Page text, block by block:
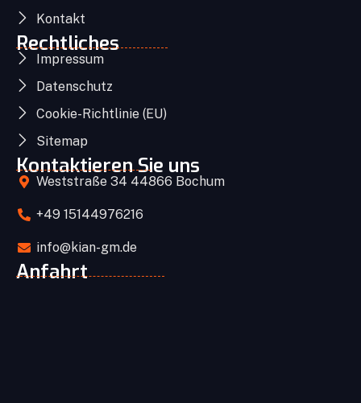
Kontakt
Rechtliches
Impressum
Datenschutz
Cookie-Richtlinie (EU)
Sitemap
Kontaktieren Sie uns
Weststraße 34 44866 Bochum
+49 15144976216
info@kian-gm.de
Anfahrt